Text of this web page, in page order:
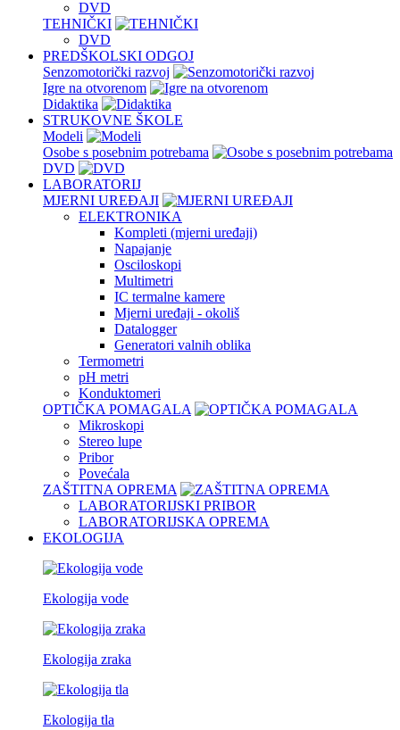
DVD
TEHNIČKI
DVD
PREDŠKOLSKI ODGOJ
Senzomotorički razvoj
Igre na otvorenom
Didaktika
STRUKOVNE ŠKOLE
Modeli
Osobe s posebnim potrebama
DVD
LABORATORIJ
MJERNI UREĐAJI
ELEKTRONIKA
Kompleti (mjerni uređaji)
Napajanje
Osciloskopi
Multimetri
IC termalne kamere
Mjerni uređaji - okoliš
Datalogger
Generatori valnih oblika
Termometri
pH metri
Konduktomeri
OPTIČKA POMAGALA
Mikroskopi
Stereo lupe
Pribor
Povećala
ZAŠTITNA OPREMA
LABORATORIJSKI PRIBOR
LABORATORIJSKA OPREMA
EKOLOGIJA
Ekologija vode
Ekologija zraka
Ekologija tla